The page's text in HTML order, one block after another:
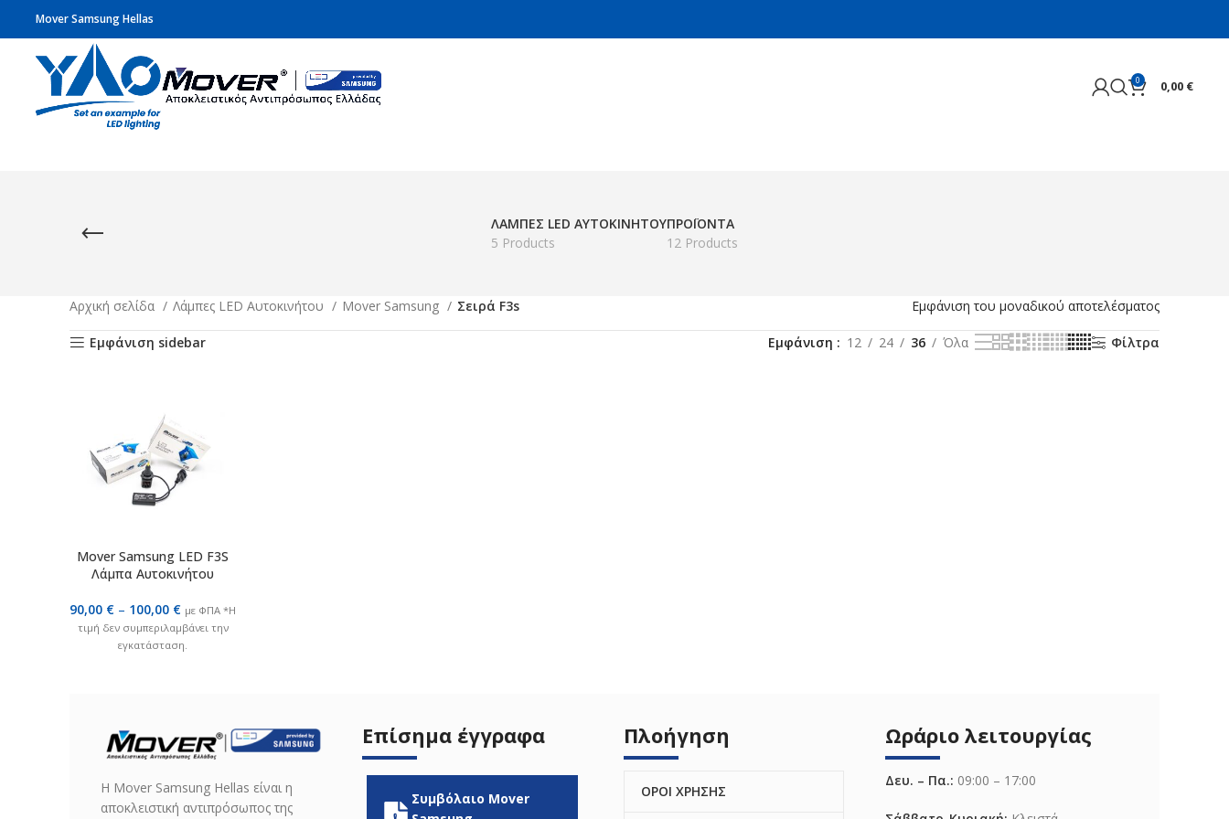
Mover Samsung Hellas
0 0,00 €
ΛΆΜΠΕΣ LED ΑΥΤΟΚΙΝΉΤΟΥ
5 Products
ΠΡΟΪΌΝΤΑ
12 Products
Αρχική σελίδα Λάμπες LED Αυτοκινήτου Mover Samsung Σειρά F3s Εμφάνιση του μοναδικού αποτελέσματος
Εμφάνιση sidebar Εμφάνιση 12 24 36 Όλα Φίλτρα
Mover Samsung LED F3S
Λάμπα Αυτοκινήτου
90,00 € – 100,00 € με ΦΠΑ *Η
τιμή δεν συμπεριλαμβάνει την
εγκατάσταση.
H Mover Samsung Hellas είναι η
αποκλειστική αντιπρόσωπος της
Επίσημα έγγραφα
Συμβόλαιο Mover
Πλοήγηση
ΟΡΟΙ ΧΡΗΣΗΣ
Ωράριο λειτουργίας
Δευ. – Πα.: 09:00 – 17:00